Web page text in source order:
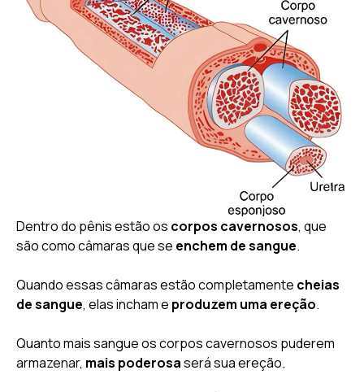
Dentro do pênis estão os corpos cavernosos, que
são como câmaras que se enchem de sangue.
Quando essas câmaras estão completamente cheias
de sangue, elas incham e produzem uma ereção.
Quanto mais sangue os corpos cavernosos puderem
armazenar, mais poderosaserá sua ereção.